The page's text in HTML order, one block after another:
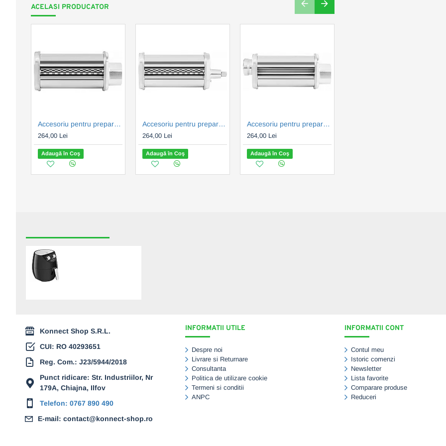
ACELASI PRODUCATOR
Accesoriu pentru prepararea pastelor de casa Fetuccine ECG FORZA 5000-7000
264,00 Lei
Adaugă în Coş
Accesoriu pentru prepararea pastelor de casa Fetuccine ECG FORZA 6000
264,00 Lei
Adaugă în Coş
Accesoriu pentru prepararea pastelor de casa Lasagna ECG FORZA 5000-7000
264,00 Lei
Adaugă în Coş
Konnect Shop S.R.L.
CUI: RO 40293651
Reg. Com.: J23/5944/2018
Punct ridicare: Str. Industriilor, Nr
179A, Chiajna, Ilfov
Telefon: 0767 890 490
E-mail: contact@konnect-shop.ro
INFORMATII UTILE
Despre noi
Livrare si Returnare
Consultanta
Politica de utilizare cookie
Termeni si conditii
ANPC
INFORMATII CONT
Contul meu
Istoric comenzi
Newsletter
Lista favorite
Comparare produse
Reduceri